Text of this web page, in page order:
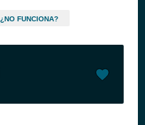
¿NO FUNCIONA?